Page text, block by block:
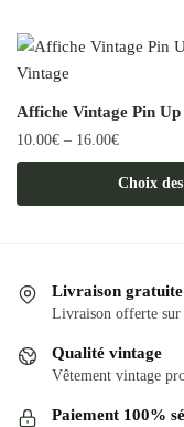
Affiche Vintage Pin
10.00€ – 16.00€
Choix
produit
variations.
Les
peuvent
choisies
Livraison gratuite
Livraison offerte sur
Qualité vintage
Vêtement vintage
Paiement 100%